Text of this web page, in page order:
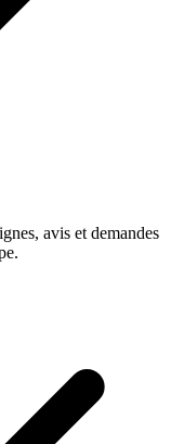
avis et demandes